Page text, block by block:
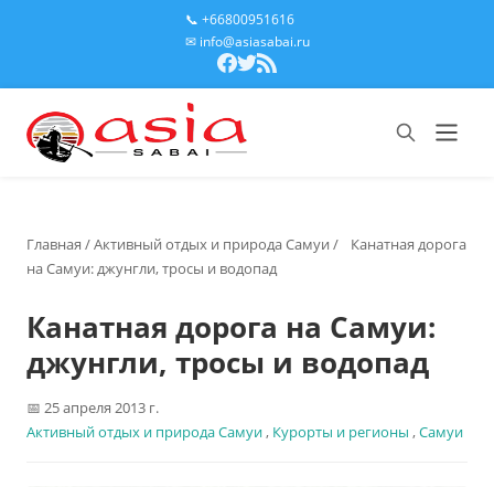
📞 +66800951616
✉ info@asiasabai.ru
Главная /Активный отдых и природа Самуи /
Канатная дорога
на Самуи: джунгли, тросы и водопад
Канатная дорога на Самуи:
джунгли, тросы и водопад
25 апреля 2013 г.
Активный отдых и природа Самуи, Курорты и регионы ,Самуи